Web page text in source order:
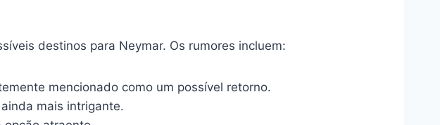
destinos para Neymar. Os rumores incluem:
mencionado como um possível retorno.
mais intrigante.